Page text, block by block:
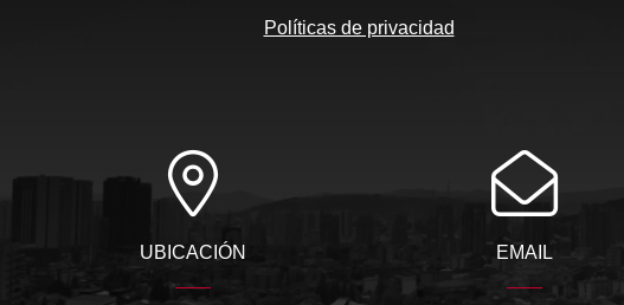
Políticas de privacidad
UBICACIÓN EMAIL